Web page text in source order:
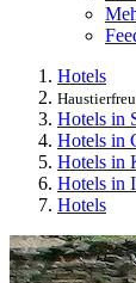
Hotels
Hotels in
Hotels in
Hotels in
Hotels in
Hotels